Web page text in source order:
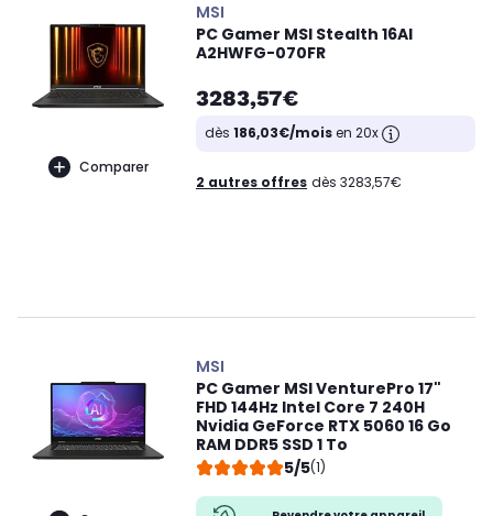
Comparer
MSI
PC Gamer MSI Stealth 16AI
A2HWFG-070FR
3283,57€
dès 186,03€/moisen 20x
2 autres offres dès 3283,57€
MSI
PC Gamer MSI VenturePro 17"
FHD 144Hz Intel Core 7 240H
Nvidia GeForce RTX 5060 16 Go
RAM DDR5 SSD 1 To
5/5(1)